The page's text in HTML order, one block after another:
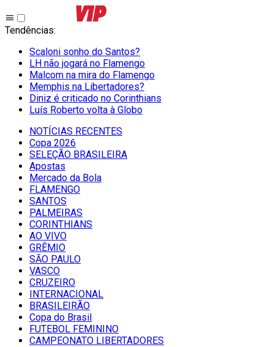
Tendências:
Scaloni sonho do Santos?
LH não jogará no Flamengo
Malcom na mira do Flamengo
Memphis na Libertadores?
Diniz é criticado no Corinthians
Luís Roberto volta à Globo
NOTÍCIAS RECENTES
Copa 2026
SELEÇÃO BRASILEIRA
Apostas
Mercado da Bola
FLAMENGO
SANTOS
PALMEIRAS
CORINTHIANS
AO VIVO
GRÊMIO
SĀO PAULO
VASCO
CRUZEIRO
INTERNACIONAL
BRASILEIRÃO
Copa do Brasil
FUTEBOL FEMININO
CAMPEONATO LIBERTADORES